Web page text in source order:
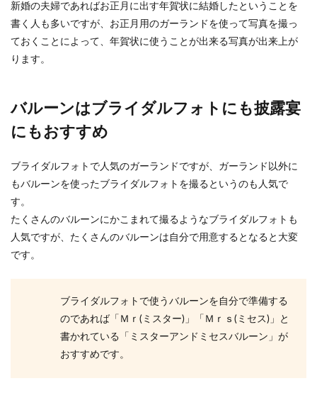
新婚の夫婦であればお正月に出す年賀状に結婚したということを
書く人も多いですが、お正月用のガーランドを使って写真を撮っ
ておくことによって、年賀状に使うことが出来る写真が出来上が
ります。
バルーンはブライダルフォトにも披露宴
にもおすすめ
ブライダルフォトで人気のガーランドですが、ガーランド以外に
もバルーンを使ったブライダルフォトを撮るというのも人気で
す。
たくさんのバルーンにかこまれて撮るようなブライダルフォトも
人気ですが、たくさんのバルーンは自分で用意するとなると大変
です。
ブライダルフォトで使うバルーンを自分で準備する
のであれば「Ｍｒ(ミスター)」「Ｍｒｓ(ミセス)」と
書かれている「ミスターアンドミセスバルーン」が
おすすめです。